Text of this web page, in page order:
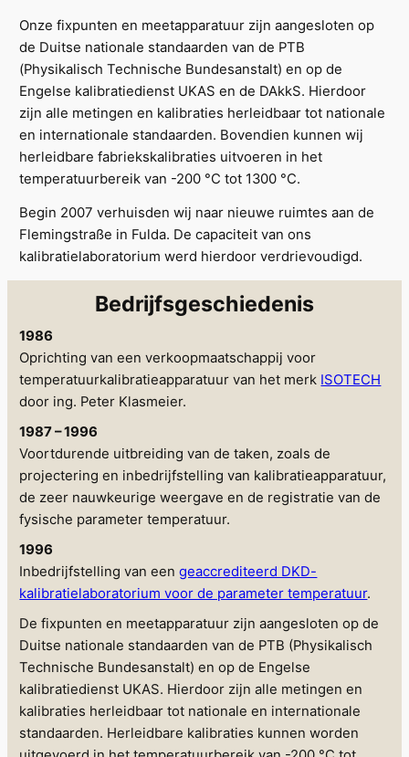
Onze fixpunten en meetapparatuur zijn aangesloten op
de Duitse nationale standaarden van de PTB
(Physikalisch Technische Bundesanstalt) en op de
Engelse kalibratiedienst UKAS en de DAkkS. Hierdoor
zijn alle metingen en kalibraties herleidbaar tot nationale
en internationale standaarden. Bovendien kunnen wij
herleidbare fabriekskalibraties uitvoeren in het
temperatuurbereik van -200 °C tot 1300 °C.
Begin 2007 verhuisden wij naar nieuwe ruimtes aan de
Flemingstraße in Fulda. De capaciteit van ons
kalibratielaboratorium werd hierdoor verdrievoudigd.
Bedrijfsgeschiedenis
1986
Oprichting van een verkoopmaatschappij voor
temperatuurkalibratieapparatuur van het merk ISOTECH
door ing. Peter Klasmeier.
1987 – 1996
Voortdurende uitbreiding van de taken, zoals de
projectering en inbedrijfstelling van kalibratieapparatuur,
de zeer nauwkeurige weergave en de registratie van de
fysische parameter temperatuur.
1996
Inbedrijfstelling van eengeaccrediteerd DKD-
kalibratielaboratorium voor de parameter temperatuur.
De fixpunten en meetapparatuur zijn aangesloten op de
Duitse nationale standaarden van de PTB (Physikalisch
Technische Bundesanstalt) en op de Engelse
kalibratiedienst UKAS. Hierdoor zijn alle metingen en
kalibraties herleidbaar tot nationale en internationale
standaarden. Herleidbare kalibraties kunnen worden